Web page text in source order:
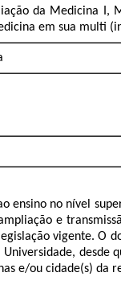
da Medicina I,
em sua multi
ensino no nível
e
vigente. O
e/ou cidade(s) da